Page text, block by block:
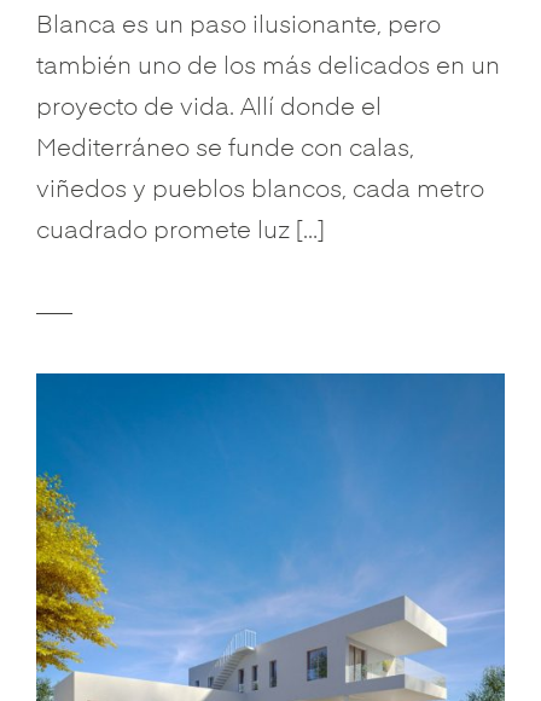
Blanca es un paso ilusionante, pero
también uno de los más delicados en un
proyecto de vida. Allí donde el
Mediterráneo se funde con calas,
viñedos y pueblos blancos, cada metro
cuadrado promete luz […]